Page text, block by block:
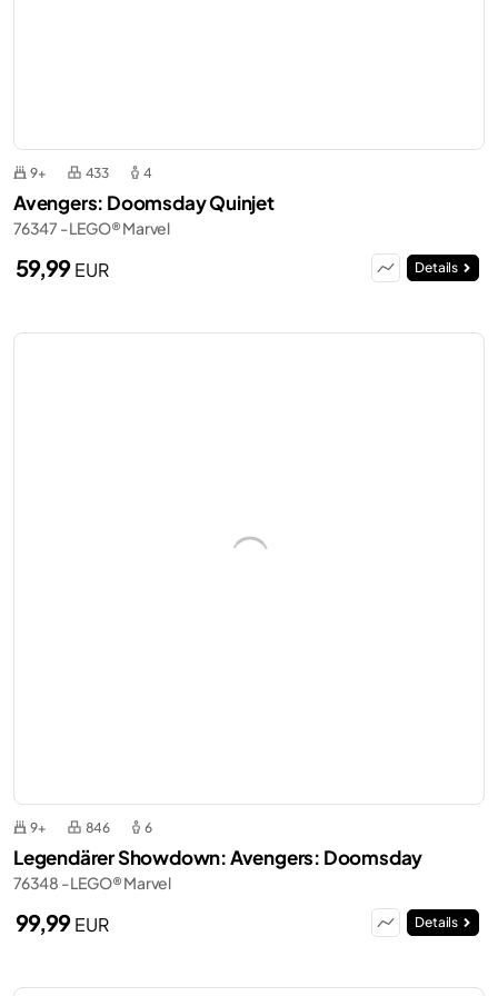
9+ 433 4
Avengers: Doomsday Quinjet
76347 - LEGO® Marvel
59,99EUR Details
9+ 846 6
Legendärer Showdown: Avengers: Doomsday
76348 - LEGO® Marvel
99,99EUR Details